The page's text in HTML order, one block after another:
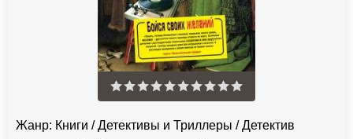
Жанр: Книги /Детективы и Триллеры /Детектив